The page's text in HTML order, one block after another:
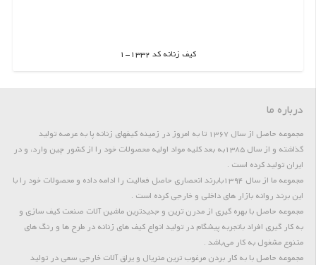
کیف زنانه کد 1332-1
اطلاعات بیشتر
درباره ما
مجموعه حاصل از سال 1367 تا به امروز در زمینه کیفهای زنانه پا به عرصه تولید
گذاشته و از سال 1385به بعد کلیه مواد اولیه محصولات خود را از کشور چین وارد، و در
ایران تولید کرده است .
مجموعه ما از سال 1394بابرند انحصاری حاصل فعالیت را ادامه داده و محصولات خود را با
این برند روانه بازار های داخلی و خارجی کرده است .
مجموعه حاصل با بهره گیری از مدرن ترین و جدیدترین ماشین آلات صنعت کیف سازی و
به کار گیری افراد باتجربه پیشگام در تولید انواع کیف های زنانه در طرح ها و رنگ های
متنوع مشغول به کار می‌باشد .
مجموعه حاصل با به کار بردن مرغوب ترین متریال و یراق آلات خارجی سعی در تولید